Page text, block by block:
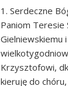
1. Serdeczne
Paniom Teresie
Gielniewskiemu
Krzysztofowi,
kieruję do